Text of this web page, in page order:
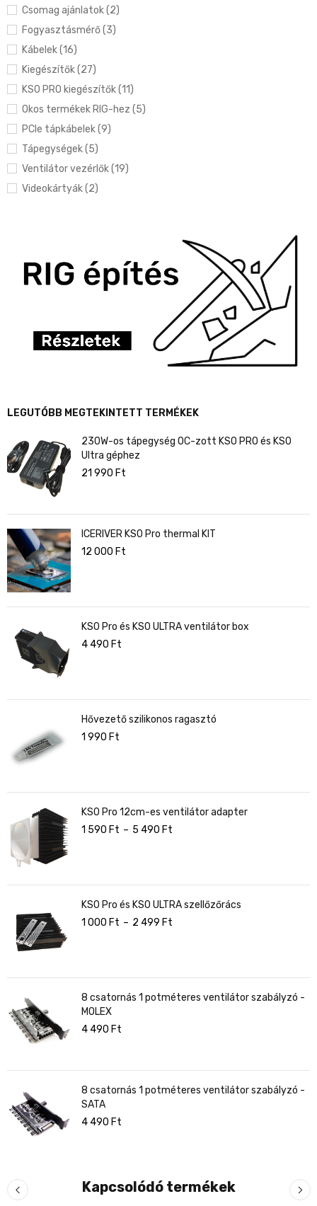
Csomag ajánlatok (2)
Fogyasztásmérő (3)
Kábelek (16)
Kiegészítők (27)
KS0 PRO kiegészítők (11)
Okos termékek RIG-hez (5)
PCIe tápkábelek (9)
Tápegységek (5)
Ventilátor vezérlők (19)
Videokártyák (2)
LEGUTÓBB MEGTEKINTETT TERMÉKEK
230W-os tápegység OC-zott KS0 PRO és KS0
Ultra géphez
21 990 Ft
ICERIVER KS0 Pro thermal KIT
12 000 Ft
KS0 Pro és KS0 ULTRA ventilátor box
4 490 Ft
Hővezető szilikonos ragasztó
1 990 Ft
KS0 Pro 12cm-es ventilátor adapter
1 590 Ft – 5 490 Ft
KS0 Pro és KS0 ULTRA szellőzőrács
1 000 Ft – 2 499 Ft
8 csatornás 1 potméteres ventilátor szabályzó -
MOLEX
4 490 Ft
8 csatornás 1 potméteres ventilátor szabályzó -
SATA
4 490 Ft
Kapcsolódó termékek